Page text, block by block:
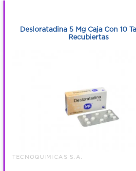
Desloratadina 5 Mg Caja Con 10
Recubiertas
TECNOQUIMICAS S.A.